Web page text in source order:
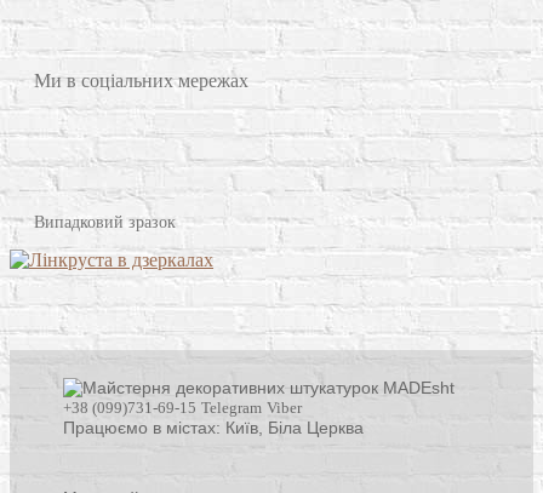
Ми в соціальних мережах
Випадковий зразок
+38 (099)731-69-15 Telegram Viber
Працюємо в містах: Київ, Біла Церква